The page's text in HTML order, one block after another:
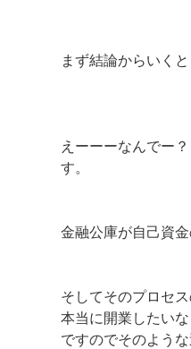
まず結論からいく
えーーーなんでー
す。
金融公庫が自己資
そしてそのプロセ
本当に開業したい
ですのでそのよう